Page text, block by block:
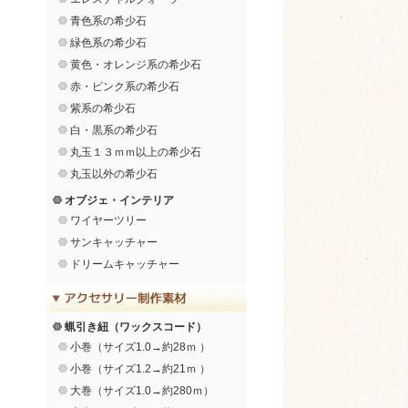
青色系の希少石
緑色系の希少石
黄色・オレンジ系の希少石
赤・ピンク系の希少石
紫系の希少石
白・黒系の希少石
丸玉１３ｍｍ以上の希少石
丸玉以外の希少石
オブジェ・インテリア
ワイヤーツリー
サンキャッチャー
ドリームキャッチャー
蝋引き紐（ワックスコード）
小巻（サイズ1.0→約28ｍ ）
小巻（サイズ1.2→約21ｍ ）
大巻（サイズ1.0→約280ｍ）